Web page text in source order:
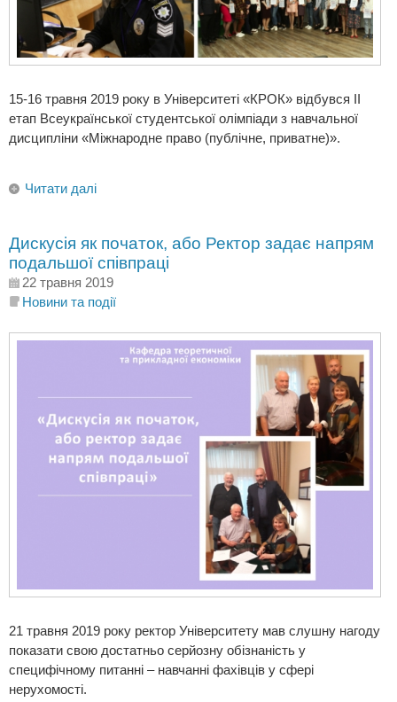
15-16 травня 2019 року в Університеті «КРОК» відбувся ІІ
етап Всеукраїнської студентської олімпіади з навчальної
дисципліни «Міжнародне право (публічне, приватне)».
Читати далі
Дискусія як початок, або Ректор задає напрям
подальшої співпраці
22 травня 2019
Новини та події
21 травня 2019 року ректор Університету мав слушну нагоду
показати свою достатньо серйозну обізнаність у
специфічному питанні – навчанні фахівців у сфері
нерухомості.